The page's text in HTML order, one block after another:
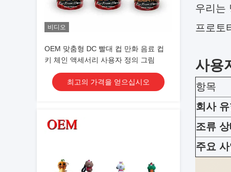
비디오
OEM 맞춤형 DC 빨대 컵 만화 음료 컵
키 체인 액세서리 사용자 정의 그림
최고의 가격을 얻으십시오
우리는
프로토
사용
항목
회사 유
조류 상
주요 사